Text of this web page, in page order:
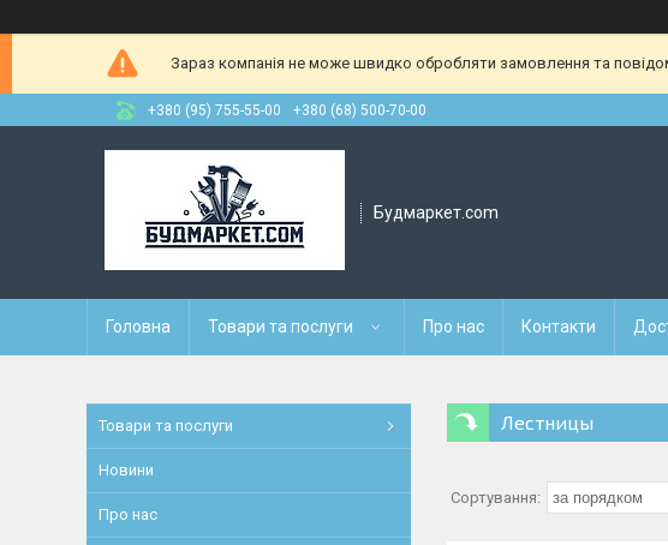
Зараз компанія не може швидко обробляти замовлення та
+380 (95) 755-55-00 +380 (68) 500-70-00
Будмаркет.com
Головна Товари та послуги Про нас Контакти
Лестницы
Товари та послуги
Новини
Про нас